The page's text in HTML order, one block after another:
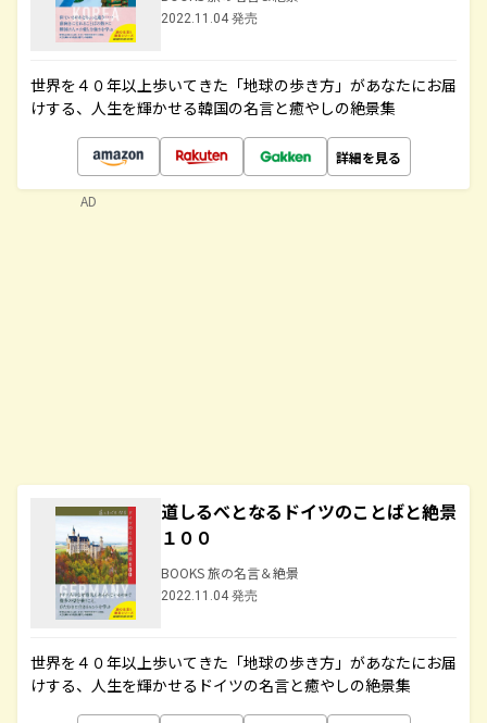
2022.11.04 発売
世界を４０年以上歩いてきた「地球の歩き方」があなたにお届
けする、人生を輝かせる韓国の名言と癒やしの絶景集
詳細を見る
道しるべとなるドイツのことばと絶景
１００
BOOKS 旅の名言＆絶景
2022.11.04 発売
世界を４０年以上歩いてきた「地球の歩き方」があなたにお届
けする、人生を輝かせるドイツの名言と癒やしの絶景集
AD